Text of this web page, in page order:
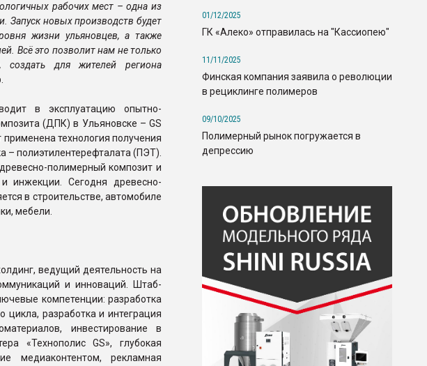
рабочих мест – одна из
Запуск новых производств будет
жизни ульяновцев, а также
Всё это позволит нам не только
создать для жителей региона
в эксплуатацию опытно-
(ДПК) в Ульяновске – GS
технология получения
– полиэтилентерефталата (ПЭТ).
полимерный композит и
инжекции. Сегодня древесно-
в строительстве, автомобиле
мебели.
ведущий деятельность на
и инноваций. Штаб-
компетенции: разработка
цикла, разработка и интеграция
инвестирование в
«Технополис GS», глубокая
медиаконтентом, рекламная
01/12/2025
ГК «Алеко» отправилась на "Кассиопею"
11/11/2025
Финская компания заявила о революции
в рециклинге полимеров
09/10/2025
Полимерный рынок погружается в
депрессию